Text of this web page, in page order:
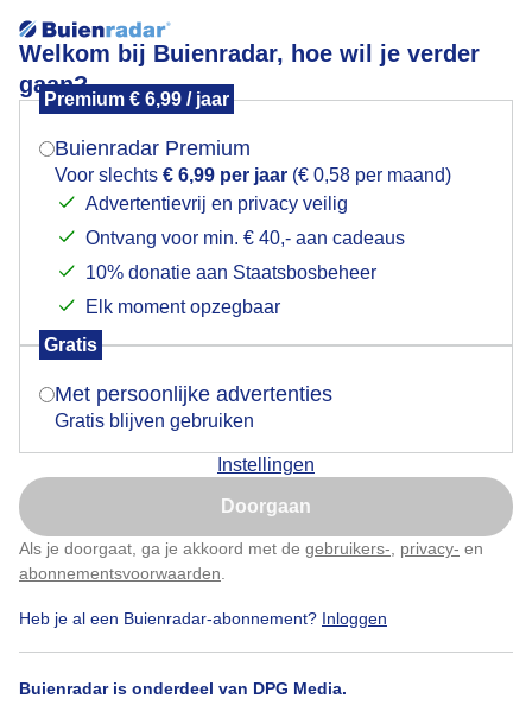
Welkom bij Buienradar, hoe wil je verder
gaan?
Premium € 6,99 / jaar
Buienradar Premium
Voor slechts € 6,99 per jaar (€ 0,58 per maand)
Advertentievrij en privacy veilig
Ontvang voor min. € 40,- aan cadeaus
10% donatie aan Staatsbosbeheer
Elk moment opzegbaar
Gratis
Met persoonlijke advertenties
Gratis blijven gebruiken
Instellingen
Doorgaan
Als je doorgaat, ga je akkoord met de gebruikers- privacy- en
abonnementsvoorwaarden
Heb je al een Buienradar-abonnement? Inloggen
Buienradar is onderdeel van DPG Media.
Noorderlicht alsof we in IJsland zitten
Noorderlicht boven het winkelcentrum
Door: Michel Gemaakt: 19-01-2026, 48x bekeken
Mogen we je locatie gebruiken voor het
Indien je hier nog geen akkoord op hebt gegeven,
verschijnt er zo een pop-up uit je browser waarin
Is goed, toon de popup
Nu niet, misschien later
Klik hierom dit aan te passen